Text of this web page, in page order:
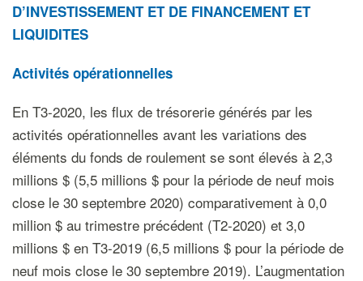
D’INVESTISSEMENT ET DE FINANCEMENT ET
LIQUIDITES
Activités opérationnelles
En T3-2020, les flux de trésorerie générés par les
activités opérationnelles avant les variations des
éléments du fonds de roulement se sont élevés à 2,3
millions $ (5,5 millions $ pour la période de neuf mois
close le 30 septembre 2020) comparativement à 0,0
million $ au trimestre précédent (T2-2020) et 3,0
millions $ en T3-2019 (6,5 millions $ pour la période de
neuf mois close le 30 septembre 2019). L’augmentation